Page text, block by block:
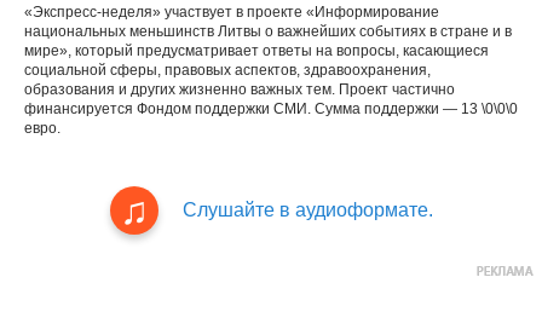
«Экспресс-неделя» участвует в проекте «Информирование
национальных меньшинств Литвы о важнейших событиях в стране и в
мире», который предусматривает ответы на вопросы, касающиеся
социальной сферы, правовых аспектов, здравоохранения,
образования и других жизненно важных тем. Проект частично
финансируется Фондом поддержки СМИ. Сумма поддержки — 13 \0\0\0
евро.
Слушайте в аудиоформате.